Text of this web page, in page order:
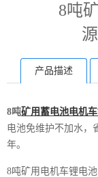
8吨
产品描述
8吨矿用蓄电池电机
电池免维护不加水，
年。
8吨矿用电机车锂电